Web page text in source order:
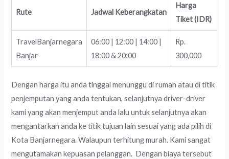
Rute Jadwal Keberangkatan
Harga
Tiket (IDR)
TravelBanjarnegara
Banjar
06:00 | 12:00 | 14:00 |
18:00 & 20:00
Rp.
300,000
Dengan harga itu anda tinggal menunggu di rumah atau di titik
penjemputan yang anda tentukan, selanjutnya driver-driver
kami yang akan menjemput anda lalu untuk selanjutnya akan
mengantarkan anda ke titik tujuan lain sesuai yang ada pilih di
Kota Banjarnegara. Walaupun terhitung murah. Kami sangat
mengutamakan kepuasan pelanggan. Dengan biaya tersebut